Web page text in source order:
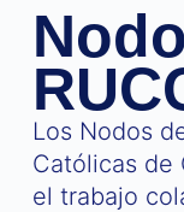
Los Nodos
Católicas de
el trabajo